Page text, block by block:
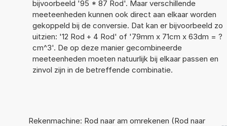
bijvoorbeeld '95 * 87 Rod'. Maar verschillende
meeteenheden kunnen ook direct aan elkaar worden
gekoppeld bij de conversie. Dat kan er bijvoorbeeld zo
uitzien: '12 Rod + 4 Rod' of '79mm x 71cm x 63dm = ?
cm^3'. De op deze manier gecombineerde
meeteenheden moeten natuurlijk bij elkaar passen en
zinvol zijn in de betreffende combinatie.
Rekenmachine: Rod naar am omrekenen (Rod naar